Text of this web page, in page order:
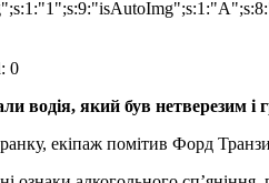
0
водія, який був нетверезим
екіпаж помітив Форд